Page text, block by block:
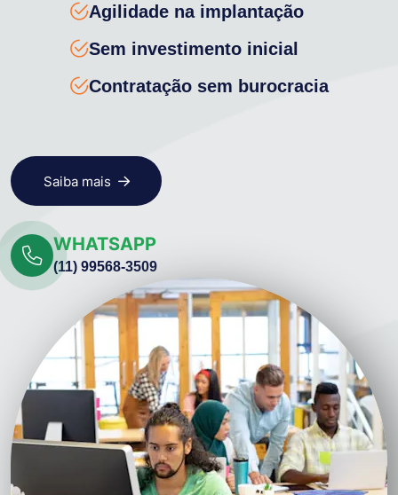
Agilidade na implantação
Sem investimento inicial
Contratação sem burocracia
Saiba mais
WHATSAPP
(11) 99568-3509